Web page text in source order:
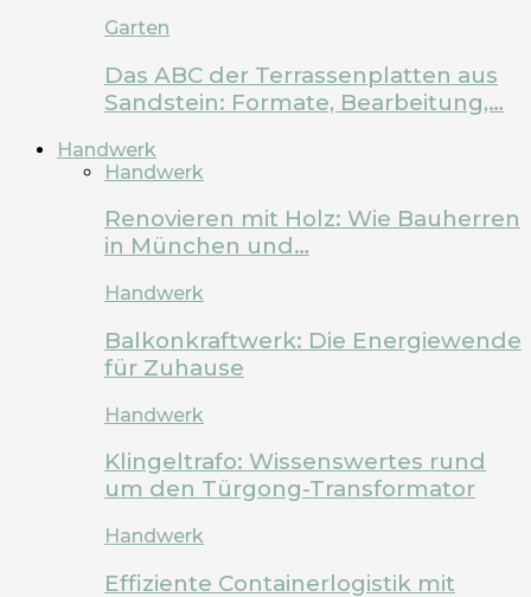
Garten
Das ABC der Terrassenplatten aus
Sandstein: Formate, Bearbeitung,…
Handwerk
Handwerk
Renovieren mit Holz: Wie Bauherren
in München und…
Handwerk
Balkonkraftwerk: Die Energiewende
für Zuhause
Handwerk
Klingeltrafo: Wissenswertes rund
um den Türgong-Transformator
Handwerk
Effiziente Containerlogistik mit